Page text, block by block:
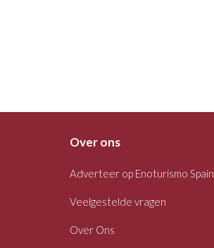
Over ons
Adverteer op Enoturismo Spain
Veelgestelde vragen
Over Ons